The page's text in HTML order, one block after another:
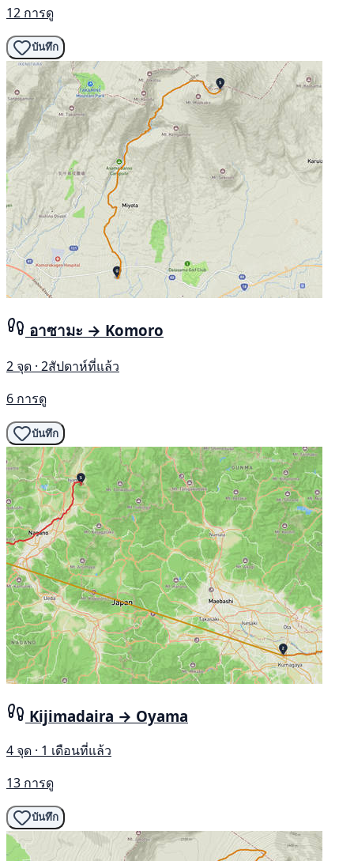
12 การดู
บันทึก
อาซามะ → Komoro
2 จุด · 2สัปดาห์ที่แล้ว
6 การดู
บันทึก
Kijimadaira → Oyama
4 จุด · 1 เดือนที่แล้ว
13 การดู
บันทึก